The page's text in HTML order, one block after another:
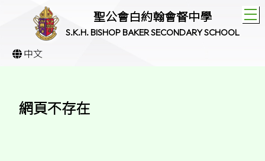
聖公會白約翰會督中學
S.K.H. BISHOP BAKER SECONDARY SCHOOL
中文
網頁不存在